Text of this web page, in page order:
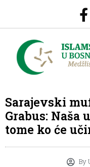
Sarajevski
Grabus: Naša
tome ko će
By